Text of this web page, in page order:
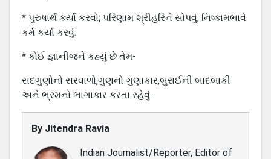
* પુરુષાર્થ કર્યા કરવો; પરિણામ શ્રીહરિને સોપવું; નિષ્કામભાવે
કર્મ કર્યા કરવું.
* કોઈ જ્ઞાનીજને કહ્યું છે તેમ-
સદગુણોનો સરવાળો,ગુણનો ગુણાકાર,બુરાઈની બાદબાકી
અને ભ્રમનો ભાગાકાર કરતા રહેવું.
By Jitendra Ravia
Indian Journalist/Reporter, Editor of